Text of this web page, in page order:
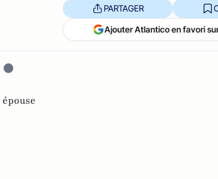
PARTAGER
Ajouter Atlantico en favori
épouse